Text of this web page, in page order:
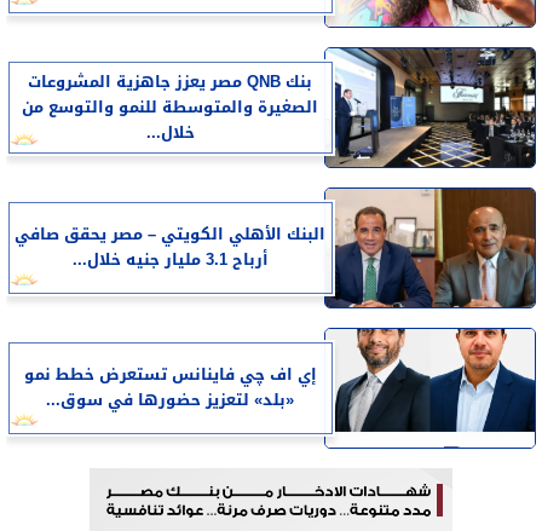
بنك QNB مصر يعزز جاهزية المشروعات
الصغيرة والمتوسطة للنمو والتوسع من
خلال...
البنك الأهلي الكويتي – مصر يحقق صافي
أرباح 3.1 مليار جنيه خلال...
إي اف چي فاينانس تستعرض خطط نمو
«بلد» لتعزيز حضورها في سوق...